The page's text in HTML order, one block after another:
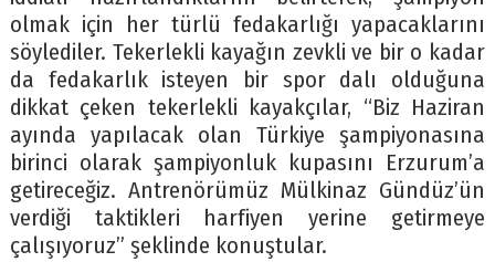
olmak için her türlü fedakarlığı yapacaklarını
söylediler. Tekerlekli kayağın zevkli ve bir o kadar
da fedakarlık isteyen bir spor dalı olduğuna
dikkat çeken tekerlekli kayakçılar, “Biz Haziran
ayında yapılacak olan Türkiye şampiyonasına
birinci olarak şampiyonluk kupasını Erzurum’a
getireceğiz. Antrenörümüz Mülkinaz Gündüz’ün
verdiği taktikleri harfiyen yerine getirmeye
çalışıyoruz” şeklinde konuştular.